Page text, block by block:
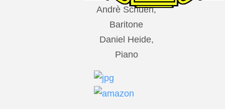
Andrè Schuen,
Baritone
Daniel Heide,
Piano